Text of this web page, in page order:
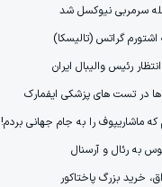
سرمربی نیوکسل شد
گراتس (تالیسکا)
رئیس والیبال ایران
در تست های پزشکی ایفمارک
که ماشاریپوف را به جام جهانی بردم!
به رئال و آرسنال
خرید بزرگ پاختاکور